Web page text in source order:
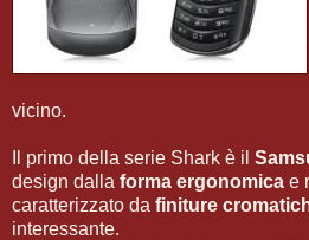
vicino.
Il primo della serie Shark è il
design dalla forma ergonomica e
caratterizzato da finiture
interessante.